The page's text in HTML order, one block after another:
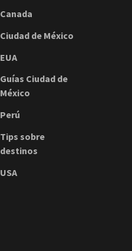
Canada
Ciudad de México
EUA
Guías Ciudad de
México
Perú
Tips sobre
destinos
USA